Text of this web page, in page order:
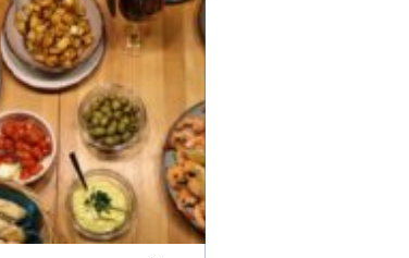
længe alene med
skammen og tvivlen, før
de søger hjælp. Her kan
professionel
misbrugsbehandling g...